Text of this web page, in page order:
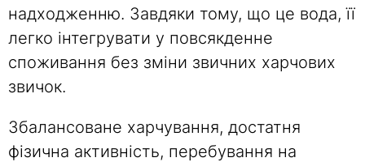
надходженню. Завдяки тому, що це вода, її
легко інтегрувати у повсякденне
споживання без зміни звичних харчових
звичок.
Збалансоване харчування, достатня
фізична активність, перебування на